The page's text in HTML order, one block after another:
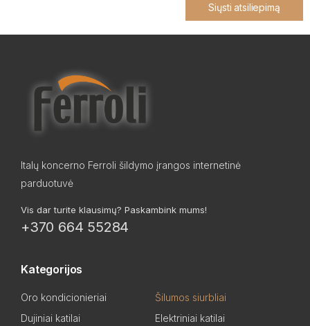
Siųsti atsiliepimą
Italų koncerno Ferroli šildymo įrangos internetinė
parduotuvė
Vis dar turite klausimų? Paskambink mums!
+370 664 55284
Kategorijos
Oro kondicionieriai
Šilumos siurbliai
Dujiniai katilai
Elektriniai katilai